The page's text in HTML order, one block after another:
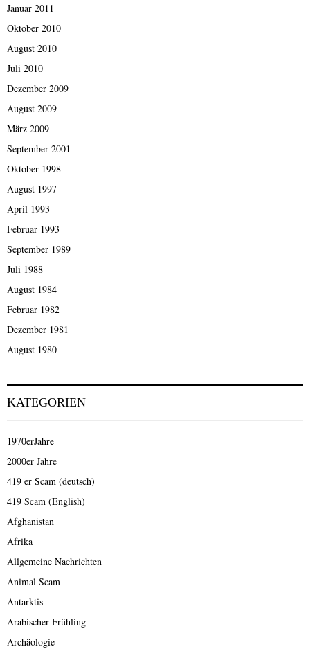
Januar 2011
Oktober 2010
August 2010
Juli 2010
Dezember 2009
August 2009
März 2009
September 2001
Oktober 1998
August 1997
April 1993
Februar 1993
September 1989
Juli 1988
August 1984
Februar 1982
Dezember 1981
August 1980
KATEGORIEN
1970erJahre
2000er Jahre
419 er Scam (deutsch)
419 Scam (English)
Afghanistan
Afrika
Allgemeine Nachrichten
Animal Scam
Antarktis
Arabischer Frühling
Archäologie